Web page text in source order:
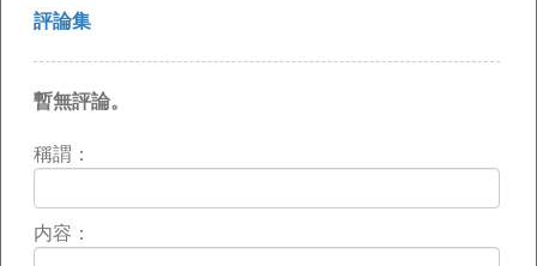
評論集
暫無評論。
稱謂：
内容：